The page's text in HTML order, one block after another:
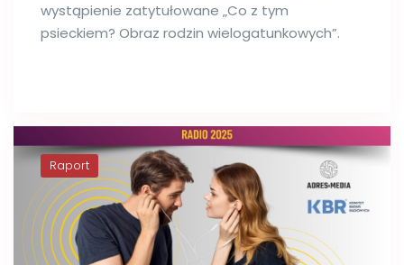
wystąpienie zatytułowane „Co z tym
psieckiem? Obraz rodzin wielogatunkowych”.
Raport